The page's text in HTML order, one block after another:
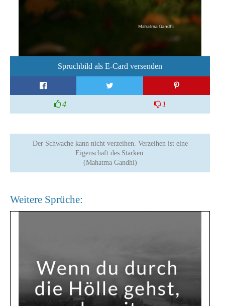
Spruchbild als E-Card versenden
4 1
Der Schwache kann nicht verzeihen. Verzeihen ist eine
Eigenschaft des Starken.
(Mahatma Gandhi)
Weitere Sprüche: